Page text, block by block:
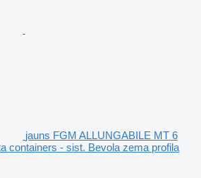
jauns FGM ALLUNGABILE MT 6
containers - sist. Bevola zema profila